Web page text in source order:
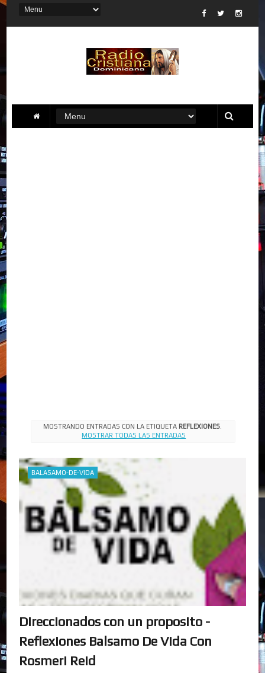
MOSTRANDO ENTRADAS CON LA ETIQUETA REFLEXIONES
MOSTRAR TODAS LAS ENTRADAS
BALASAMO-DE-VIDA
Direccionados con un proposito -
Reflexiones Balsamo De Vida Con
Rosmeri Reid